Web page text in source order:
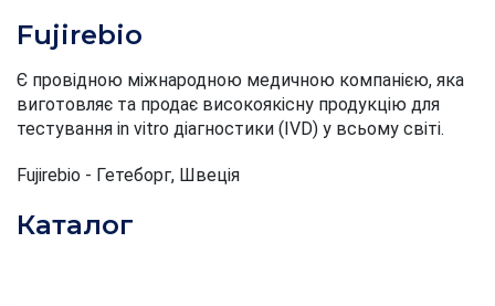
Fujirebio
Є провідною міжнародною медичною компанією, яка
виготовляє та продає високоякісну продукцію для
тестування in vitro діагностики (IVD) у всьому світі.
Fujirebio - Гетеборг, Швеція
Каталог